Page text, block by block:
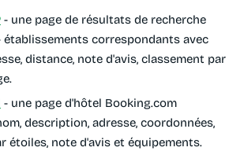
- une page de résultats de recherche
établissements correspondants avec
distance, note d'avis, classement par
- une page d'hôtel Booking.com
description, adresse, coordonnées,
étoiles, note d'avis et équipements.